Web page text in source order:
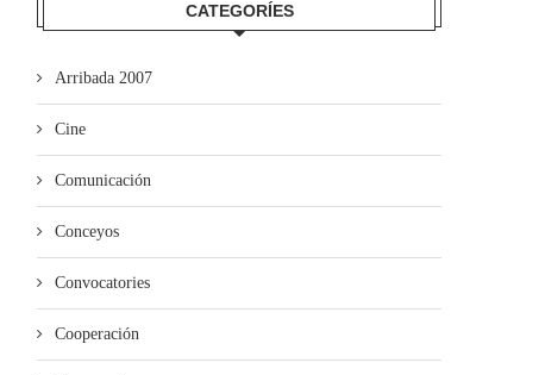
Tapia acueye la presentación del II
CATEGORÍES
Arribada 2007
Cine
Comunicación
Conceyos
Convocatories
Cooperación